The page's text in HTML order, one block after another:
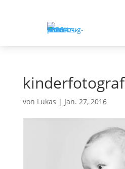
kinderfotograf
von Lukas | Jan. 27, 2016